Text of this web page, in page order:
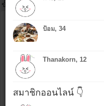
ขั้นตอนคลิก
ชื่อ :
ไอดีไลน์ :
ข้อความ :
ป้อม, 34
Thanakorn, 12
สมาชิกออนไลน์ 👇